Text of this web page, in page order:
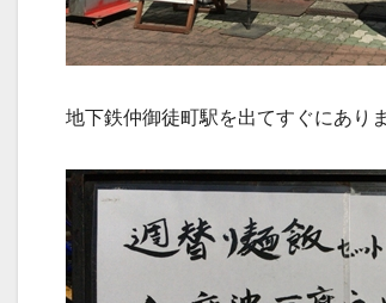
地下鉄仲御徒町駅を出てすぐにあり